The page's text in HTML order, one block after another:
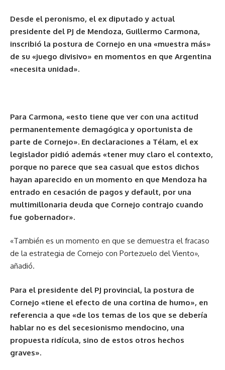
Desde el peronismo, el ex diputado y actual
presidente del PJ de Mendoza, Guillermo Carmona,
inscribió la postura de Cornejo en una «muestra más»
de su «juego divisivo» en momentos en que Argentina
«necesita unidad».
Para Carmona, «esto tiene que ver con una actitud
permanentemente demagógica y oportunista de
parte de Cornejo». En declaraciones a Télam, el ex
legislador pidió además «tener muy claro el contexto,
porque no parece que sea casual que estos dichos
hayan aparecido en un momento en que Mendoza ha
entrado en cesación de pagos y default, por una
multimillonaria deuda que Cornejo contrajo cuando
fue gobernador».
«También es un momento en que se demuestra el fracaso
de la estrategia de Cornejo con Portezuelo del Viento»,
añadió.
Para el presidente del PJ provincial, la postura de
Cornejo «tiene el efecto de una cortina de humo», en
referencia a que «de los temas de los que se debería
hablar no es del secesionismo mendocino, una
propuesta ridícula, sino de estos otros hechos
graves».